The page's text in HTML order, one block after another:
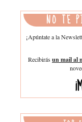
NO TE
¡Apúntate a la
Recibirásun mail al